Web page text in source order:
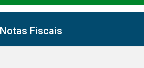
Notas Fiscais